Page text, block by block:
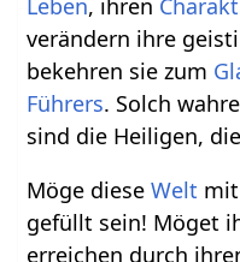
Leben, ihren
verändern ihre
bekehren sie zum
Führers. Solch
sind die Heiligen,
Möge dieseWelt
gefüllt sein! Möget
erreichen durch